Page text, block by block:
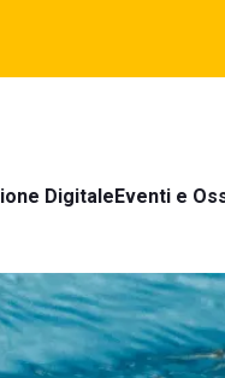
DigitaleEventi e